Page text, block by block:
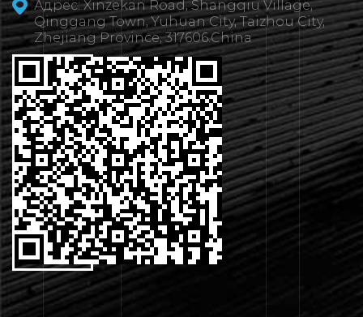
Адрес: Xinzekan Road, Shangqiu Village,
Qinggang Town, Yuhuan City, Taizhou City,
Zhejiang Province, 317606.China